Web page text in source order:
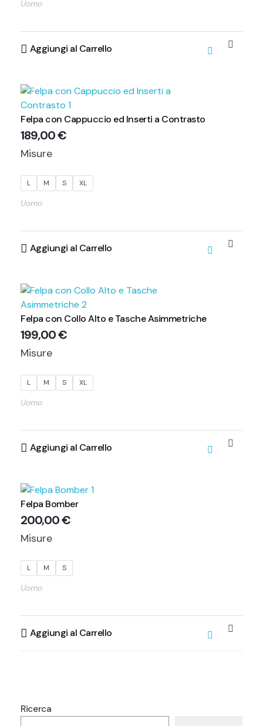
Uomo
Aggiungi al Carrello
Felpa con Cappuccio ed Inserti a Contrasto
189,00€
Misure
L M S XL
Uomo
Aggiungi al Carrello
Felpa con Collo Alto e Tasche Asimmetriche
199,00€
Misure
L M S XL
Uomo
Aggiungi al Carrello
Felpa Bomber
200,00€
Misure
L M S
Uomo
Aggiungi al Carrello
Ricerca